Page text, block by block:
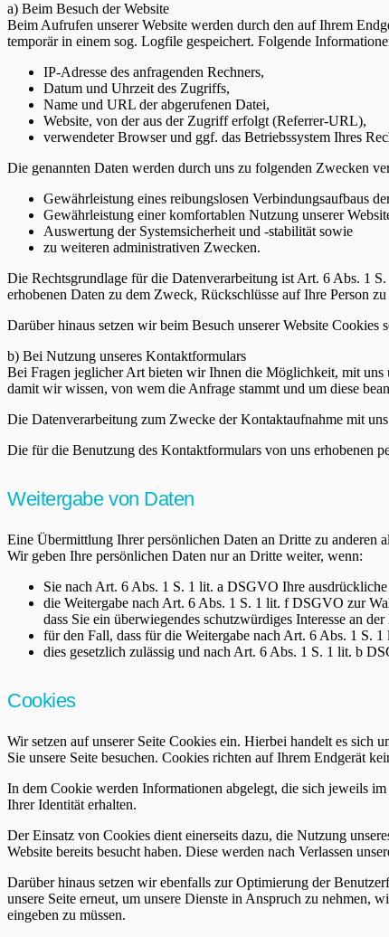
a) Beim Besuch der Website
Beim Aufrufen unserer Website werden durch den auf Ihrem
temporär in einem sog. Logfile gespeichert. Folgende
IP-Adresse des anfragenden Rechners,
Datum und Uhrzeit des Zugriffs,
Name und URL der abgerufenen Datei,
Website, von der aus der Zugriff erfolgt (Referrer-URL),
verwendeter Browser und ggf. das Betriebssystem Ihres
Die genannten Daten werden durch uns zu folgenden Zwecken
Gewährleistung eines reibungslosen Verbindungsaufbaus
Gewährleistung einer komfortablen Nutzung unserer
Auswertung der Systemsicherheit und -stabilität sowie
zu weiteren administrativen Zwecken.
Die Rechtsgrundlage für die Datenverarbeitung ist Art. 6 Abs. 1
erhobenen Daten zu dem Zweck, Rückschlüsse auf Ihre Person zu
Darüber hinaus setzen wir beim Besuch unserer Website
b) Bei Nutzung unseres Kontaktformulars
Bei Fragen jeglicher Art bieten wir Ihnen die Möglichkeit, mit uns
damit wir wissen, von wem die Anfrage stammt und um diese
Die Datenverarbeitung zum Zwecke der Kontaktaufnahme mit
Die für die Benutzung des Kontaktformulars von uns erhobenen
Weitergabe von Daten
Eine Übermittlung Ihrer persönlichen Daten an Dritte zu anderen
Wir geben Ihre persönlichen Daten nur an Dritte weiter, wenn:
Sie nach Art. 6 Abs. 1 S. 1 lit. a DSGVO Ihre
die Weitergabe nach Art. 6 Abs. 1 S. 1 lit. f DSGVO zur
dass Sie ein überwiegendes schutzwürdiges Interesse an
für den Fall, dass für die Weitergabe nach Art. 6 Abs. 1 S.
dies gesetzlich zulässig und nach Art. 6 Abs. 1 S. 1 lit. b
Cookies
Wir setzen auf unserer Seite Cookies ein. Hierbei handelt es sich
Sie unsere Seite besuchen. Cookies richten auf Ihrem Endgerät
In dem Cookie werden Informationen abgelegt, die sich jeweils
Ihrer Identität erhalten.
Der Einsatz von Cookies dient einerseits dazu, die Nutzung
Website bereits besucht haben. Diese werden nach Verlassen
Darüber hinaus setzen wir ebenfalls zur Optimierung der
unsere Seite erneut, um unsere Dienste in Anspruch zu nehmen,
eingeben zu müssen.